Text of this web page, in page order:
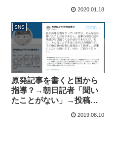
け」事実無根と批判殺到
2020.01.18
SNS
原発記事を書くと国から
指導？→朝日記者「聞い
たことがない」→投稿者
朝日記者「教えて」→投
2019.08.10